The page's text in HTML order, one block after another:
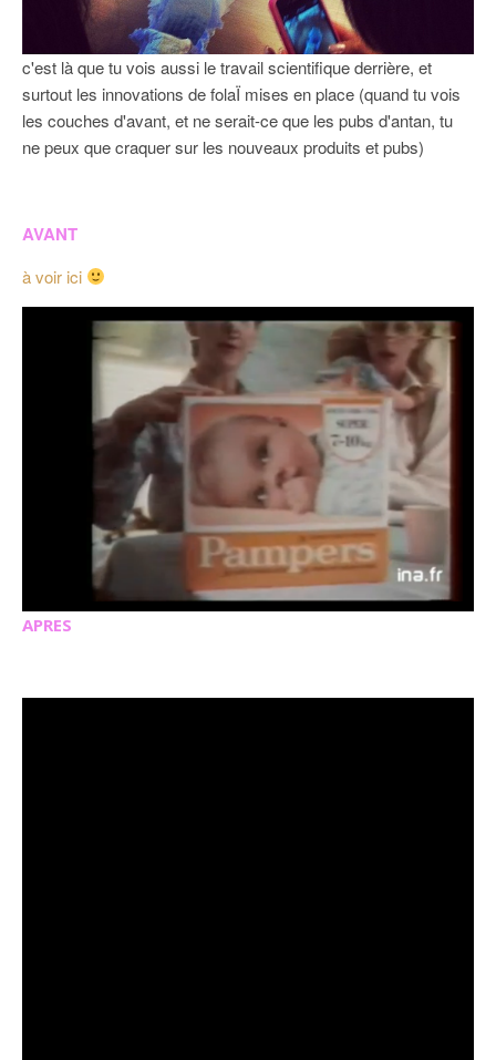
c'est là que tu vois aussi le travail scientifique derrière, et
surtout les innovations de folaÏ mises en place (quand tu vois
les couches d'avant, et ne serait-ce que les pubs d'antan, tu
ne peux que craquer sur les nouveaux produits et pubs)
AVANT
à voir ici
APRES